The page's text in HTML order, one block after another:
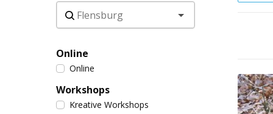
Online
Online
Workshops
Kreative Workshops